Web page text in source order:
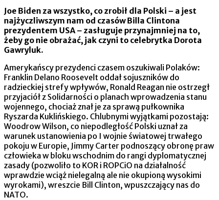
Joe Biden za wszystko, co zrobił dla Polski – a jest
najżyczliwszym nam od czasów Billa Clintona
prezydentem USA – zasługuje przynajmniej na to,
żeby go nie obrażać, jak czyni to celebrytka Dorota
Gawryluk.
Amerykańscy prezydenci czasem oszukiwali Polaków:
Franklin Delano Roosevelt oddał sojuszników do
radzieckiej strefy wpływów, Ronald Reagan nie ostrzegł
przyjaciół z Solidarności o planach wprowadzenia stanu
wojennego, chociaż znał je za sprawą pułkownika
Ryszarda Kuklińskiego. Chlubnymi wyjątkami pozostają:
Woodrow Wilson, co niepodległość Polski uznał za
warunek ustanowienia po I wojnie światowej trwałego
pokoju w Europie, Jimmy Carter podnoszący obronę praw
człowieka w bloku wschodnim do rangi dyplomatycznej
zasady (pozwoliło to KOR i ROPCiO na działalność
wprawdzie wciąż nielegalną ale nie okupioną wysokimi
wyrokami), wreszcie Bill Clinton, wpuszczający nas do
NATO.